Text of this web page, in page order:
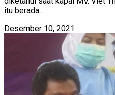
itu berada...
Desember 10, 2021